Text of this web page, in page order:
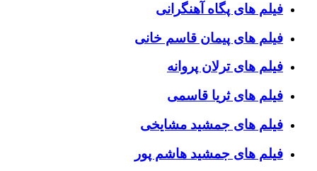
فیلم های پگاه آهنگرانی
فیلم های پیمان قاسم خانی
فیلم های ترلان پروانه
فیلم های ثریا قاسمی
فیلم های جمشید مشایخی
فیلم های جمشید هاشم پور